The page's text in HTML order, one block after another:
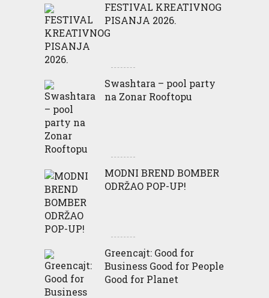
FESTIVAL KREATIVNOG
PISANJA 2026.
Swashtara – pool party
na Zonar Rooftopu
MODNI BREND BOMBER
ODRŽAO POP-UP!
Greencajt: Good for
Business Good for People
Good for Planet